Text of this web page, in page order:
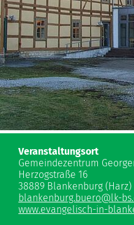
Veranstaltungsort
Gemeindezentrum
Herzogstraße 16
38889 Blankenburg (Harz)
blankenburg.buero@lk-
www.evangelisch-in-